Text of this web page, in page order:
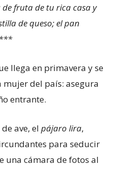
fruta de tu rica casa y
de queso; el pan
llega en primavera y se
mujer del país: asegura
entrante.
ave, el pájaro lira,
para seducir
una cámara de fotos al